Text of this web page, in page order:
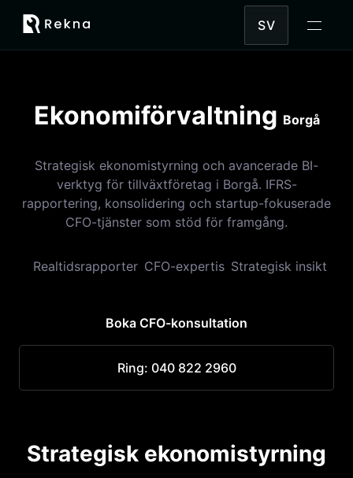
SV
Ekonomiförvaltning Borgå
Strategisk ekonomistyrning och avancerade BI-
verktyg för tillväxtföretag i Borgå. IFRS-
rapportering, konsolidering och startup-fokuserade
CFO-tjänster som stöd för framgång.
Realtidsrapporter CFO-expertis Strategisk insikt
Boka CFO-konsultation
Ring: 040 822 2960
Strategisk ekonomistyrning